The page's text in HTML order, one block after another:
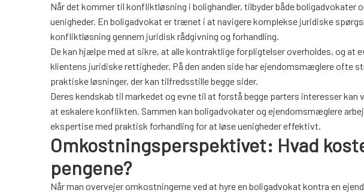
Når det kommer til konfliktløsning i bolighandler, tilbyder både boligadvokater
uenigheder. En boligadvokat er trænet i at navigere komplekse juridiske
konfliktløsning gennem juridisk rådgivning og forhandling.
De kan hjælpe med at sikre, at alle kontraktlige forpligtelser overholdes, og at
klientens juridiske rettigheder. På den anden side har ejendomsmæglere ofte
praktiske løsninger, der kan tilfredsstille begge sider.
Deres kendskab til markedet og evne til at forstå begge parters interesser kan
at eskalere konflikten. Sammen kan boligadvokater og ejendomsmæglere
ekspertise med praktisk forhandling for at løse uenigheder effektivt.
Omkostningsperspektivet: Hvad
pengene?
Når man overvejer omkostningerne ved at hyre en boligadvokat kontra en